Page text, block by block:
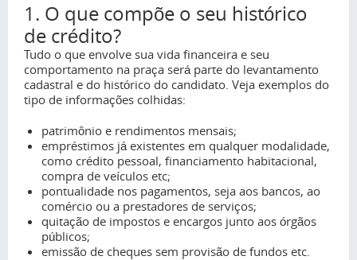
1. O que compõe o seu histórico
de crédito?
Tudo o que envolve sua vida financeira e seu
comportamento na praça será parte do levantamento
cadastral e do histórico do candidato. Veja exemplos do
tipo de informações colhidas:
patrimônio e rendimentos mensais;
empréstimos já existentes em qualquer modalidade,
como crédito pessoal, financiamento habitacional,
compra de veículos etc;
pontualidade nos pagamentos, seja aos bancos, ao
comércio ou a prestadores de serviços;
quitação de impostos e encargos junto aos órgãos
públicos;
emissão de cheques sem provisão de fundos etc.